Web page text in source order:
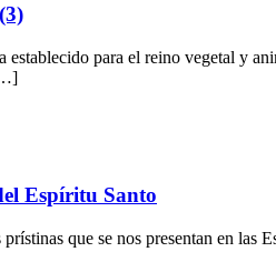
para el reino vegetal y
Espíritu Santo
que se nos presentan en las